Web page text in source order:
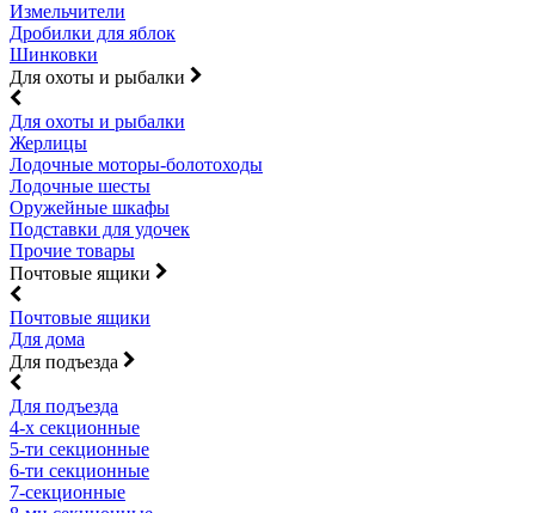
Измельчители
Дробилки для яблок
Шинковки
Для охоты и рыбалки
Для охоты и рыбалки
Жерлицы
Лодочные моторы-болотоходы
Лодочные шесты
Оружейные шкафы
Подставки для удочек
Прочие товары
Почтовые ящики
Почтовые ящики
Для дома
Для подъезда
Для подъезда
4-х секционные
5-ти секционные
6-ти секционные
7-секционные